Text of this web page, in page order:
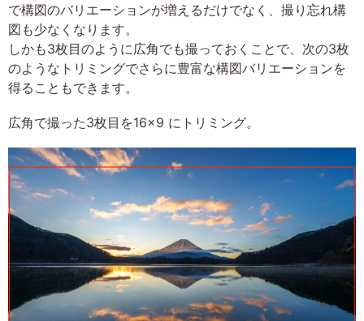
で構図のバリエーションが増えるだけでなく、撮り忘れ構
図も少なくなります。
しかも3枚目のように広角でも撮っておくことで、次の3枚
のようなトリミングでさらに豊富な構図バリエーションを
得ることもできます。
広角で撮った3枚目を16×9 にトリミング。